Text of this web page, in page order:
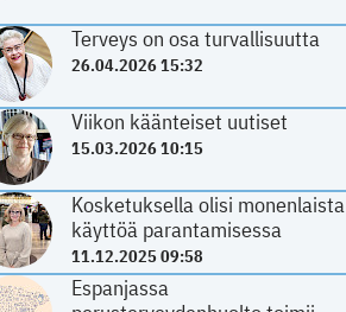
Terveys on osa turvallisuutta
26.04.2026 15:32
Viikon käänteiset uutiset
15.03.2026 10:15
Kosketuksella olisi monenlaista
käyttöä parantamisessa
11.12.2025 09:58
Espanjassa